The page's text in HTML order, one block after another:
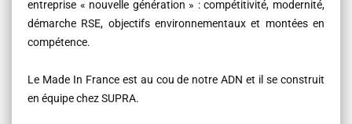
entreprise « nouvelle génération » : compétitivité, modernité,
démarche RSE, objectifs environnementaux et montées en
compétence.
Le Made In France est au cou de notre ADN et il se construit
en équipe chez SUPRA.